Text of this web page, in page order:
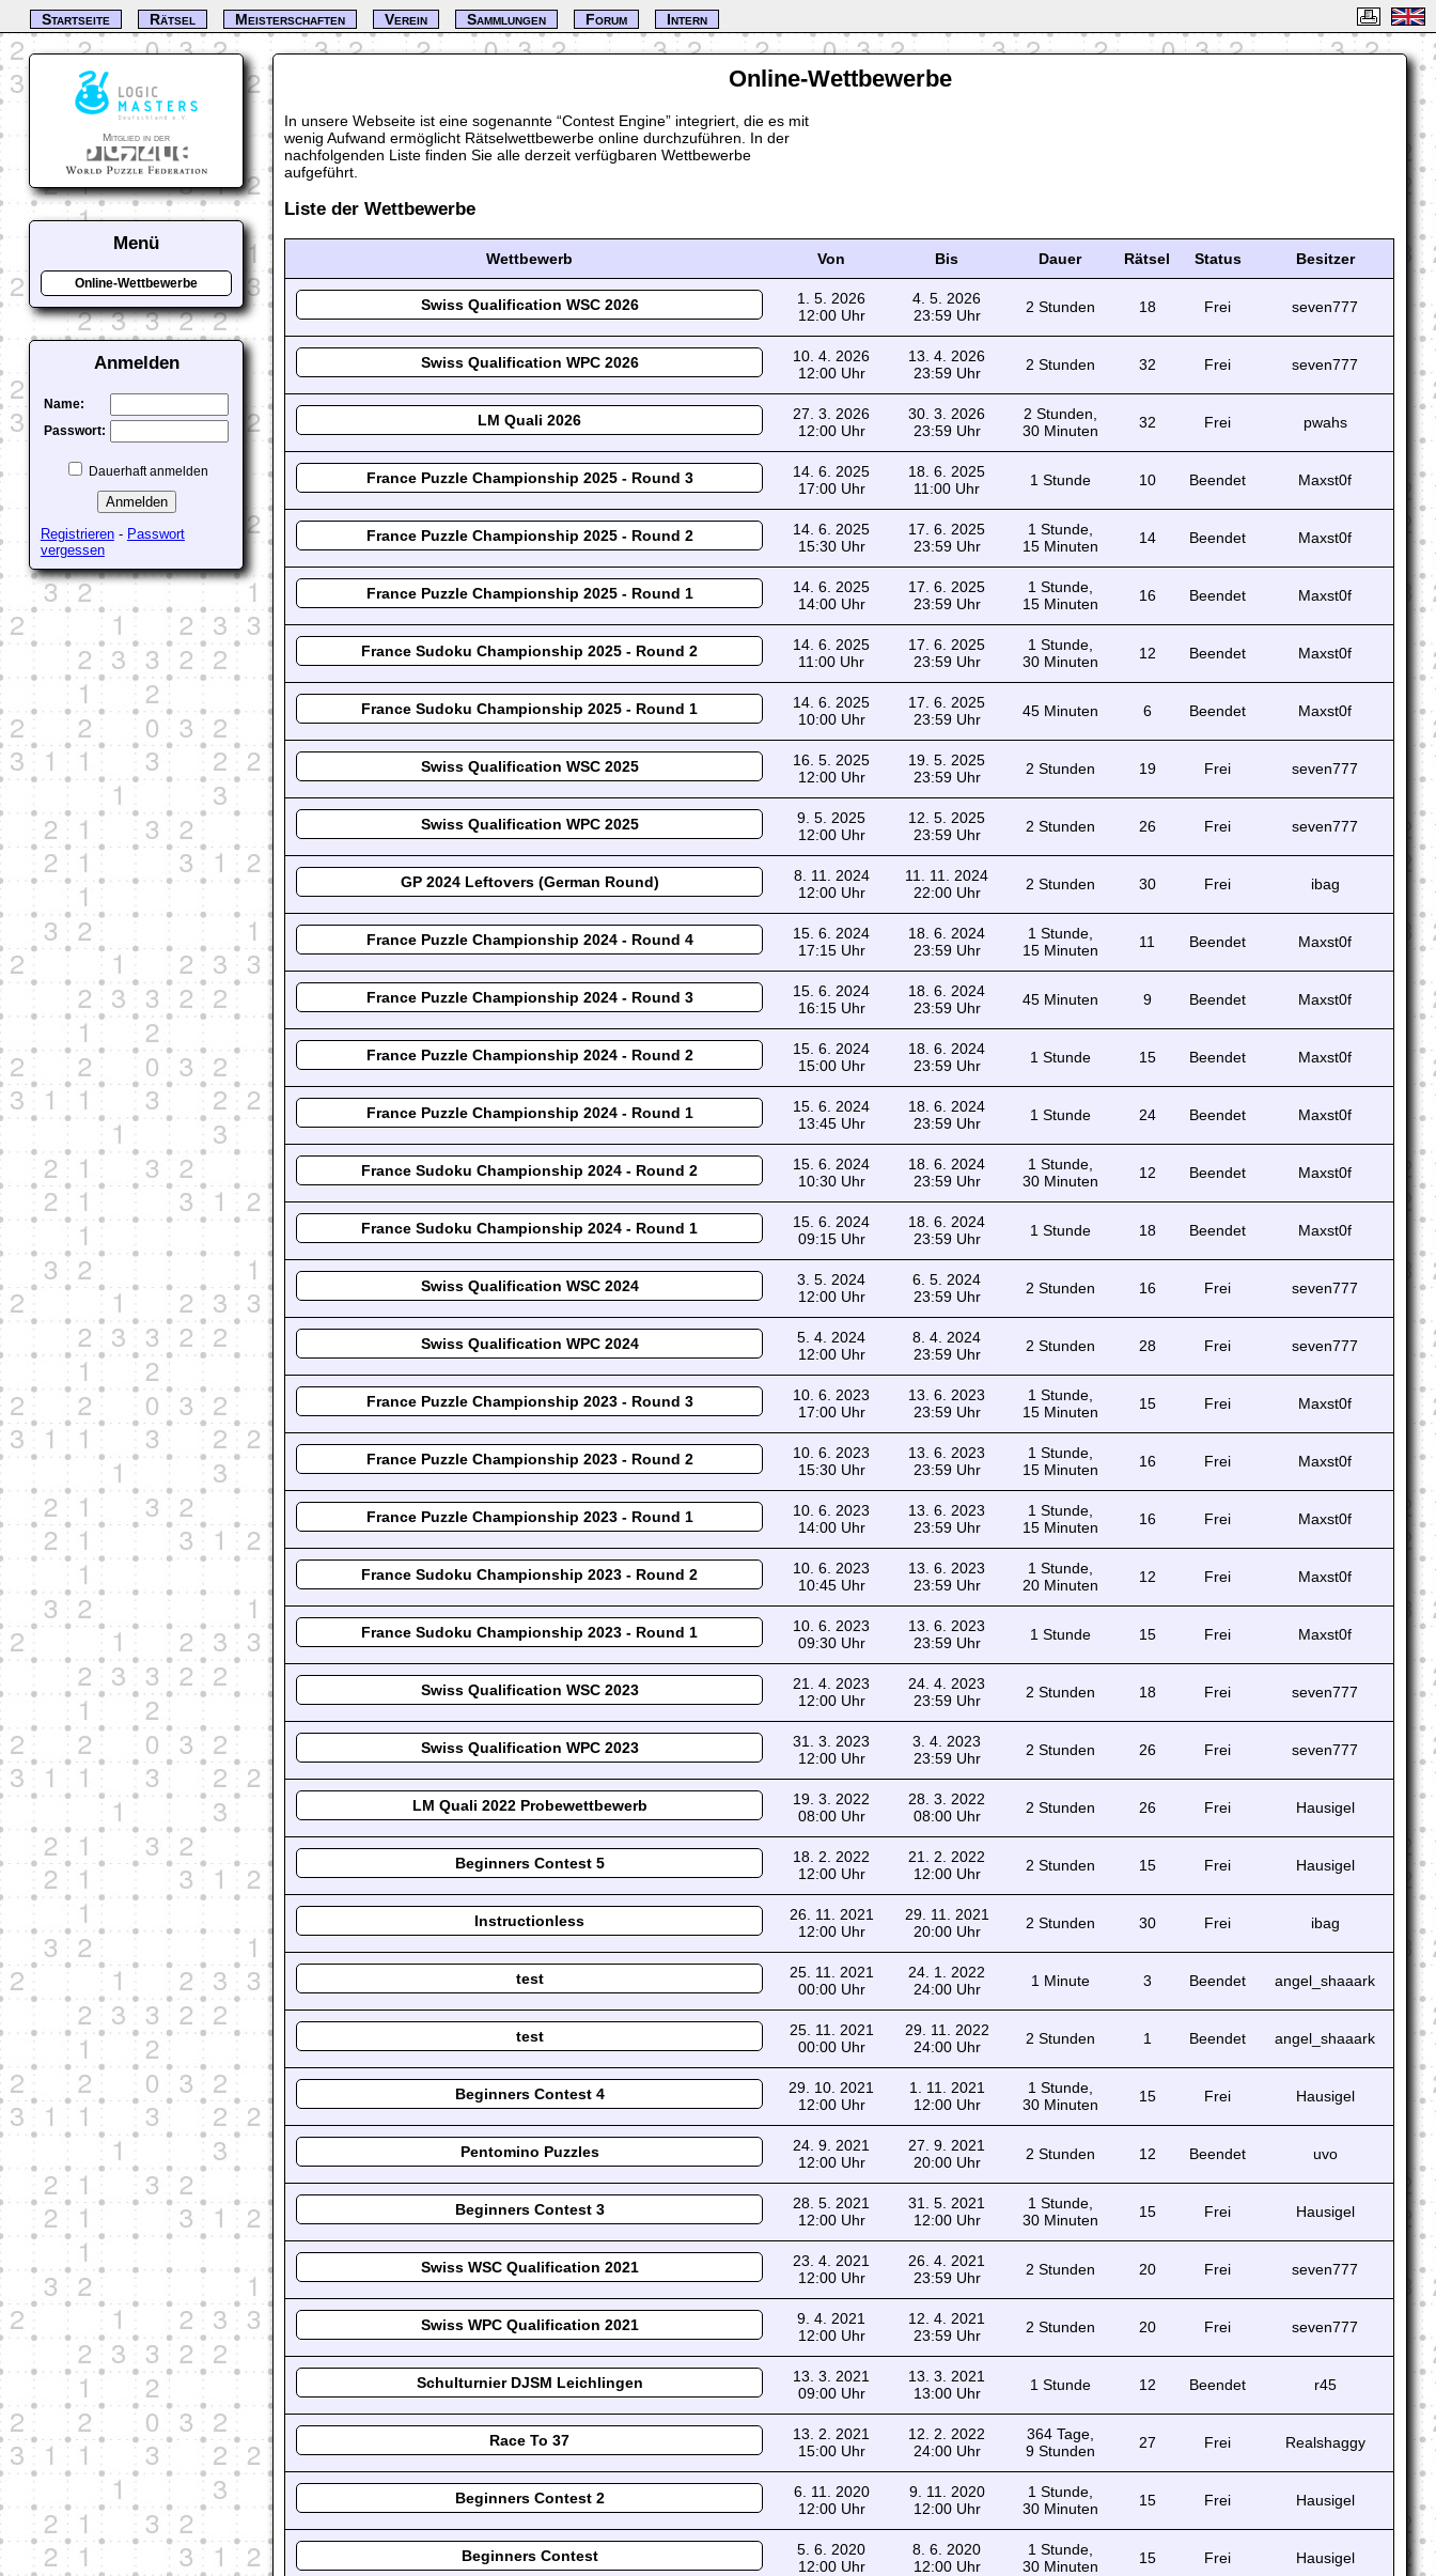
Online-Wettbewerbe
In unsere Webseite ist eine sogenannte Contest Engine
integriert, die es mit
wenig Aufwand ermöglicht Rätselwettbewerbe online durchzuführen. In der
nachfolgenden Liste finden Sie alle derzeit verfügbaren Wettbewerbe
aufgeführt.
Liste der Wettbewerbe
Wettbewerb Von Bis Dauer Rätsel Status Besitzer
Swiss Qualification WSC 2026
1. 5. 2026
12:00 Uhr
4. 5. 2026
23:59 Uhr
2 Stunden 18 Frei seven777
Swiss Qualification WPC 2026
10. 4. 2026
12:00 Uhr
13. 4. 2026
23:59 Uhr
2 Stunden 32 Frei seven777
LM Quali 2026
27. 3. 2026
12:00 Uhr
30. 3. 2026
23:59 Uhr
2 Stunden,
30 Minuten
32 Frei pwahs
France Puzzle Championship 2025 - Round 3
14. 6. 2025
17:00 Uhr
18. 6. 2025
11:00 Uhr
1 Stunde 10 Beendet Maxst0f
France Puzzle Championship 2025 - Round 2
14. 6. 2025
15:30 Uhr
17. 6. 2025
23:59 Uhr
1 Stunde,
15 Minuten
14 Beendet Maxst0f
France Puzzle Championship 2025 - Round 1
14. 6. 2025
14:00 Uhr
17. 6. 2025
23:59 Uhr
1 Stunde,
15 Minuten
16 Beendet Maxst0f
France Sudoku Championship 2025 - Round 2
14. 6. 2025
11:00 Uhr
17. 6. 2025
23:59 Uhr
1 Stunde,
30 Minuten
12 Beendet Maxst0f
France Sudoku Championship 2025 - Round 1
14. 6. 2025
10:00 Uhr
17. 6. 2025
23:59 Uhr
45 Minuten 6 Beendet Maxst0f
Swiss Qualification WSC 2025
16. 5. 2025
12:00 Uhr
19. 5. 2025
23:59 Uhr
2 Stunden 19 Frei seven777
Swiss Qualification WPC 2025
9. 5. 2025
12:00 Uhr
12. 5. 2025
23:59 Uhr
2 Stunden 26 Frei seven777
GP 2024 Leftovers (German Round)
8. 11. 2024
12:00 Uhr
11. 11. 2024
22:00 Uhr
2 Stunden 30 Frei ibag
France Puzzle Championship 2024 - Round 4
15. 6. 2024
17:15 Uhr
18. 6. 2024
23:59 Uhr
1 Stunde,
15 Minuten
11 Beendet Maxst0f
France Puzzle Championship 2024 - Round 3
15. 6. 2024
16:15 Uhr
18. 6. 2024
23:59 Uhr
45 Minuten 9 Beendet Maxst0f
France Puzzle Championship 2024 - Round 2
15. 6. 2024
15:00 Uhr
18. 6. 2024
23:59 Uhr
1 Stunde 15 Beendet Maxst0f
France Puzzle Championship 2024 - Round 1
15. 6. 2024
13:45 Uhr
18. 6. 2024
23:59 Uhr
1 Stunde 24 Beendet Maxst0f
France Sudoku Championship 2024 - Round 2
15. 6. 2024
10:30 Uhr
18. 6. 2024
23:59 Uhr
1 Stunde,
30 Minuten
12 Beendet Maxst0f
France Sudoku Championship 2024 - Round 1
15. 6. 2024
09:15 Uhr
18. 6. 2024
23:59 Uhr
1 Stunde 18 Beendet Maxst0f
Swiss Qualification WSC 2024
3. 5. 2024
12:00 Uhr
6. 5. 2024
23:59 Uhr
2 Stunden 16 Frei seven777
Swiss Qualification WPC 2024
5. 4. 2024
12:00 Uhr
8. 4. 2024
23:59 Uhr
2 Stunden 28 Frei seven777
France Puzzle Championship 2023 - Round 3
10. 6. 2023
17:00 Uhr
13. 6. 2023
23:59 Uhr
1 Stunde,
15 Minuten
15 Frei Maxst0f
France Puzzle Championship 2023 - Round 2
10. 6. 2023
15:30 Uhr
13. 6. 2023
23:59 Uhr
1 Stunde,
15 Minuten
16 Frei Maxst0f
France Puzzle Championship 2023 - Round 1
10. 6. 2023
14:00 Uhr
13. 6. 2023
23:59 Uhr
1 Stunde,
15 Minuten
16 Frei Maxst0f
France Sudoku Championship 2023 - Round 2
10. 6. 2023
10:45 Uhr
13. 6. 2023
23:59 Uhr
1 Stunde,
20 Minuten
12 Frei Maxst0f
France Sudoku Championship 2023 - Round 1
10. 6. 2023
09:30 Uhr
13. 6. 2023
23:59 Uhr
1 Stunde 15 Frei Maxst0f
Swiss Qualification WSC 2023
21. 4. 2023
12:00 Uhr
24. 4. 2023
23:59 Uhr
2 Stunden 18 Frei seven777
Swiss Qualification WPC 2023
31. 3. 2023
12:00 Uhr
3. 4. 2023
23:59 Uhr
2 Stunden 26 Frei seven777
LM Quali 2022 Probewettbewerb
19. 3. 2022
08:00 Uhr
28. 3. 2022
08:00 Uhr
2 Stunden 26 Frei Hausigel
Beginners Contest 5
18. 2. 2022
12:00 Uhr
21. 2. 2022
12:00 Uhr
2 Stunden 15 Frei Hausigel
Instructionless
26. 11. 2021
12:00 Uhr
29. 11. 2021
20:00 Uhr
2 Stunden 30 Frei ibag
test
25. 11. 2021
00:00 Uhr
24. 1. 2022
24:00 Uhr
1 Minute 3 Beendet angel_shaaark
test
25. 11. 2021
00:00 Uhr
29. 11. 2022
24:00 Uhr
2 Stunden 1 Beendet angel_shaaark
Beginners Contest 4
29. 10. 2021
12:00 Uhr
1. 11. 2021
12:00 Uhr
1 Stunde,
30 Minuten
15 Frei Hausigel
Pentomino Puzzles
24. 9. 2021
12:00 Uhr
27. 9. 2021
20:00 Uhr
2 Stunden 12 Beendet uvo
Beginners Contest 3
28. 5. 2021
12:00 Uhr
31. 5. 2021
12:00 Uhr
1 Stunde,
30 Minuten
15 Frei Hausigel
Swiss WSC Qualification 2021
23. 4. 2021
12:00 Uhr
26. 4. 2021
23:59 Uhr
2 Stunden 20 Frei seven777
Swiss WPC Qualification 2021
9. 4. 2021
12:00 Uhr
12. 4. 2021
23:59 Uhr
2 Stunden 20 Frei seven777
Schulturnier DJSM Leichlingen
13. 3. 2021
09:00 Uhr
13. 3. 2021
13:00 Uhr
1 Stunde 12 Beendet r45
Race To 37
13. 2. 2021
15:00 Uhr
12. 2. 2022
24:00 Uhr
364 Tage,
9 Stunden
27 Frei Realshaggy
Beginners Contest 2
6. 11. 2020
12:00 Uhr
9. 11. 2020
12:00 Uhr
1 Stunde,
30 Minuten
15 Frei Hausigel
Beginners Contest
5. 6. 2020
12:00 Uhr
8. 6. 2020
12:00 Uhr
1 Stunde,
30 Minuten
15 Frei Hausigel
Startseite Rätsel Meisterschaften Verein Sammlungen Forum Intern
Mitglied in der
Menü
Online-Wettbewerbe
Anmelden
Name:
Passwort:
Dauerhaft anmelden
Registrieren- Passwort
vergessen